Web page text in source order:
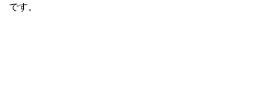
です。